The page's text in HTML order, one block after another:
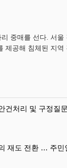
중매를 선다. 서
제공해 침체된 지
건처리 및 구정질
재도 전환 … 주